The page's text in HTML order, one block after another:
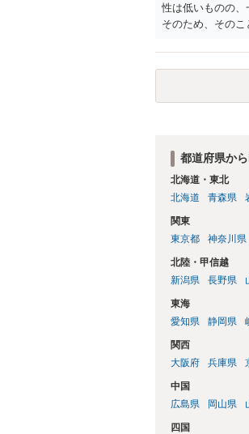
性は低いものの、
そのため、その
都道府県か
北海道・東北
北海道
青森県
関東
東京都
神奈川県
北陸・甲信越
新潟県
長野県
東海
愛知県
静岡県
関西
大阪府
兵庫県
中国
広島県
岡山県
四国